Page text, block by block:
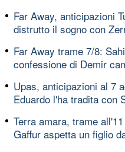
Far Away, anticipazioni
distrutto il sogno con
Far Away trame 7/8:
confessione di Demir
Upas, anticipazioni al 7
Eduardo l'ha tradita con
Terra amara, trame
Gaffur aspetta un figlio